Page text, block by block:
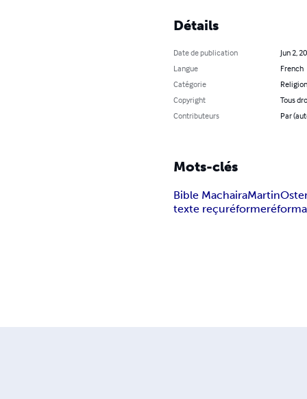
Détails
Date de publication
Jun 2,
Langue
French
Catégorie
Copyright
Tous
Contributeurs
Par
Mots-clés
Bible MachairaMartin
texte reçuréforme